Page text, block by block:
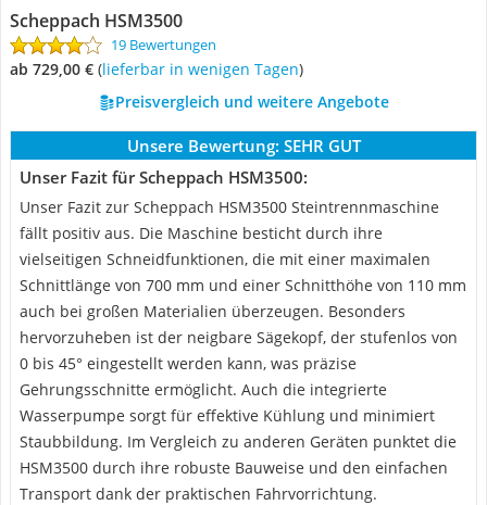
Scheppach HSM3500
19 Bewertungen
ab 729,00 € ( Lieferbar in wenigen Tagen)
Preisvergleich und weitere Angebote
Unsere Bewertung: SEHR GUT
Unser Fazit für Scheppach HSM3500:
Unser Fazit zur Scheppach HSM3500 Steintrennmaschine
fällt positiv aus. Die Maschine besticht durch ihre
vielseitigen Schneidfunktionen, die mit einer maximalen
Schnittlänge von 700 mm und einer Schnitthöhe von 110 mm
auch bei großen Materialien überzeugen. Besonders
hervorzuheben ist der neigbare Sägekopf, der stufenlos von
0 bis 45° eingestellt werden kann, was präzise
Gehrungsschnitte ermöglicht. Auch die integrierte
Wasserpumpe sorgt für effektive Kühlung und minimiert
Staubbildung. Im Vergleich zu anderen Geräten punktet die
HSM3500 durch ihre robuste Bauweise und den einfachen
Transport dank der praktischen Fahrvorrichtung.